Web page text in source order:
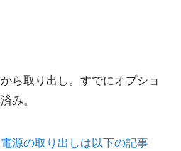
ら取り出し。すでにオプショ
み。
源の取り出しは以下の記事